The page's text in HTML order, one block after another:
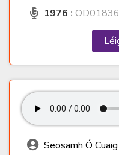
1976 :
Seosamh Ó Cuaig